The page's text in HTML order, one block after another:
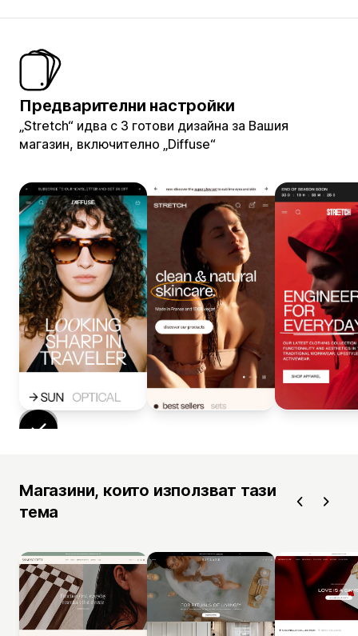
Предварителни настройки
„Stretch“ идва с 3 готови дизайна за Вашия
магазин, включително „Diffuse“
Магазини, които използват тази
тема